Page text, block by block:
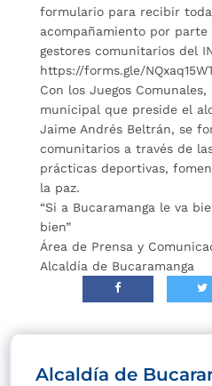
formulario para recibir
acompañamiento por parte
gestores comunitarios del
https://forms.gle/
Con los Juegos
municipal que preside el
Jaime Andrés Beltrán, se
comunitarios a través de
prácticas deportivas,
la paz.
“Si a Bucaramanga le va
bien”
Área de Prensa y
Alcaldía de Bucaramanga
Alcaldía de